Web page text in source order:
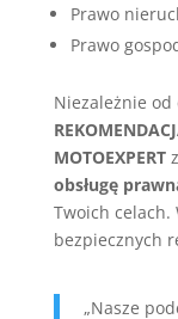
Prawo
Prawo
Niezależnie
MOTOEXPERT
obsługę
Twoich celach.
bezpiecznych
„Nasze